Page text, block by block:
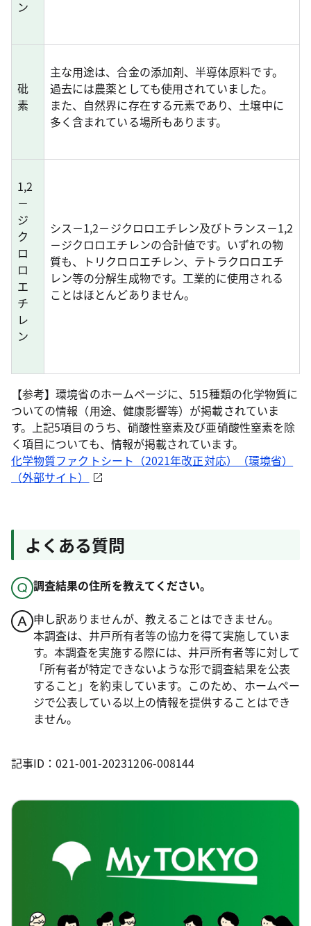
ン
砒
素
主な用途は、合金の添加剤、半導体原料です。
過去には農薬としても使用されていました。
また、自然界に存在する元素であり、土壌中に
多く含まれている場所もあります。
1,2
－
ジ
ク
ロ
ロ
エ
チ
レ
ン
シス－1,2－ジクロロエチレン及びトランス－1,2
－ジクロロエチレンの合計値です。いずれの物
質も、トリクロロエチレン、テトラクロロエチ
レン等の分解生成物です。工業的に使用される
ことはほとんどありません。
【参考】環境省のホームページに、515種類の化学物質に
ついての情報（用途、健康影響等）が掲載されていま
す。上記5項目のうち、硝酸性窒素及び亜硝酸性窒素を除
く項目についても、情報が掲載されています。
化学物質ファクトシート（2021年改正対応）（環境省）
（外部サイト）
よくある質問
調査結果の住所を教えてください。
申し訳ありませんが、教えることはできません。
本調査は、井戸所有者等の協力を得て実施していま
す。本調査を実施する際には、井戸所有者等に対して
「所有者が特定できないような形で調査結果を公表
すること」を約束しています。このため、ホームペー
ジで公表している以上の情報を提供することはでき
ません。
記事ID：021-001-20231206-008144